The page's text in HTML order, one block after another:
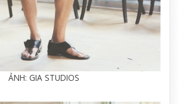
ẢNH: GIA STUDIOS